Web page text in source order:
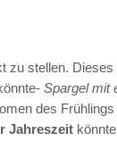
zu stellen.
Spargel mit
des
Jahreszeit